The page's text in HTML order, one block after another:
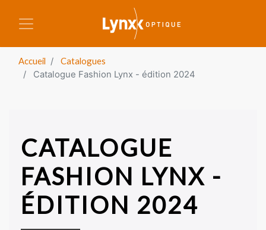
Aller au contenu principal
Accueil
Catalogues
Catalogue Fashion Lynx - édition 2024
CATALOGUE
FASHION LYNX -
ÉDITION 2024